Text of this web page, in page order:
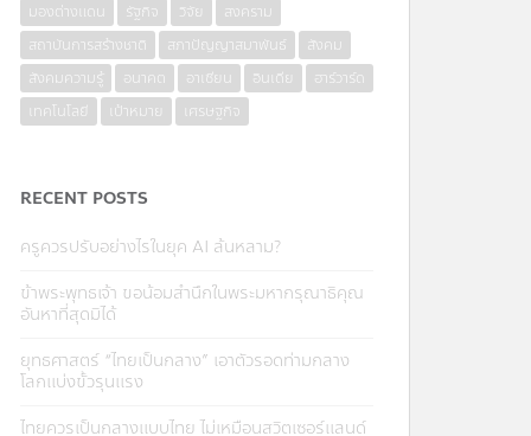
มองต่างแดน
รัฐกิจ วิจัย
สงคราม
สถาบันการสร้างชาติ
สภาปัญญาสมาพันธ์
สังคม
สังคมความรู้
อนาคต อาเซียน อินเดีย
ฮาร์วาร์ด
เทคโนโลยี
เป้าหมาย เศรษฐกิจ
RECENT POSTS
ครูควรปรับอย่างไรในยุค AI ล้นหลาม?
ข้าพระพุทธเจ้า ขอน้อมสำนึกในพระมหากรุณาธิคุณ
อันหาที่สุดมิได้
ยุทธศาสตร์ “ไทยเป็นกลาง” เอาตัวรอดท่ามกลาง
โลกแบ่งขั้วรุนแรง
ไทยควรเป็นกลางแบบไทย ไม่เหมือนสวิตเซอร์แลนด์